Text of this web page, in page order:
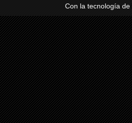
Con la tecnología de